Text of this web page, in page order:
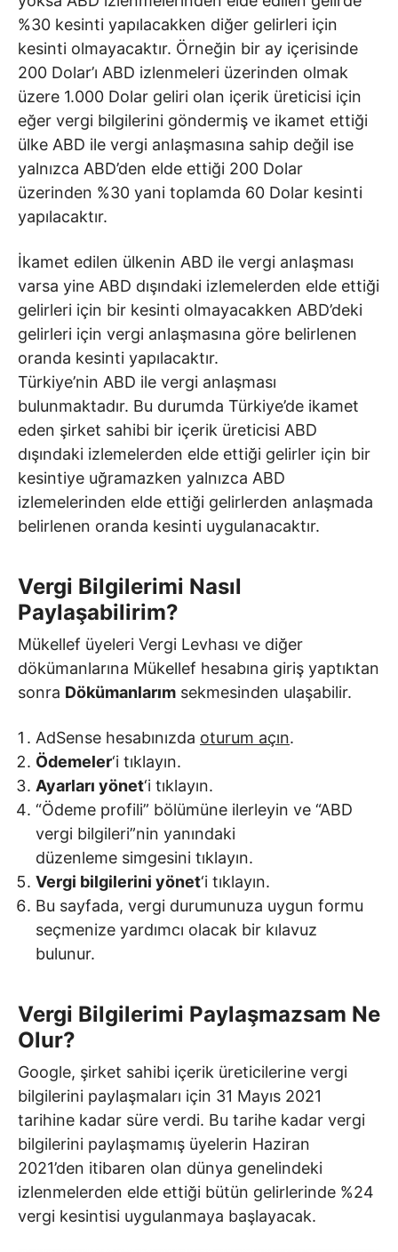
%30 kesinti yapılacakken diğer gelirleri için
kesinti olmayacaktır. Örneğin bir ay içerisinde
200 Dolar’ı ABD izlenmeleri üzerinden olmak
üzere 1.000 Dolar geliri olan içerik üreticisi için
eğer vergi bilgilerini göndermiş ve ikamet ettiği
ülke ABD ile vergi anlaşmasına sahip değil ise
yalnızca ABD’den elde ettiği 200 Dolar
üzerinden %30 yani toplamda 60 Dolar kesinti
yapılacaktır.
İkamet edilen ülkenin ABD ile vergi anlaşması
varsa yine ABD dışındaki izlemelerden elde ettiği
gelirleri için bir kesinti olmayacakken ABD’deki
gelirleri için vergi anlaşmasına göre belirlenen
oranda kesinti yapılacaktır.
Türkiye’nin ABD ile vergi anlaşması
bulunmaktadır. Bu durumda Türkiye’de ikamet
eden şirket sahibi bir içerik üreticisi ABD
dışındaki izlemelerden elde ettiği gelirler için bir
kesintiye uğramazken yalnızca ABD
izlemelerinden elde ettiği gelirlerden anlaşmada
belirlenen oranda kesinti uygulanacaktır.
Vergi Bilgilerimi Nasıl
Paylaşabilirim?
Mükellef üyeleri Vergi Levhası ve diğer
dökümanlarına Mükellef hesabına giriş yaptıktan
sonra Dökümanlarım sekmesinden ulaşabilir.
AdSense hesabınızda oturum açın.
Ödemeler‘i tıklayın.
Ayarları yönet‘i tıklayın.
“Ödeme profili” bölümüne ilerleyin ve “ABD
vergi bilgileri”nin yanındaki
düzenleme simgesini tıklayın.
Vergi bilgilerini yönet‘i tıklayın.
Bu sayfada, vergi durumunuza uygun formu
seçmenize yardımcı olacak bir kılavuz
bulunur.
Vergi Bilgilerimi Paylaşmazsam Ne
Olur?
Google, şirket sahibi içerik üreticilerine vergi
bilgilerini paylaşmaları için 31 Mayıs 2021
tarihine kadar süre verdi. Bu tarihe kadar vergi
bilgilerini paylaşmamış üyelerin Haziran
2021’den itibaren olan dünya genelindeki
izlenmelerden elde ettiği bütün gelirlerinde %24
vergi kesintisi uygulanmaya başlayacak.